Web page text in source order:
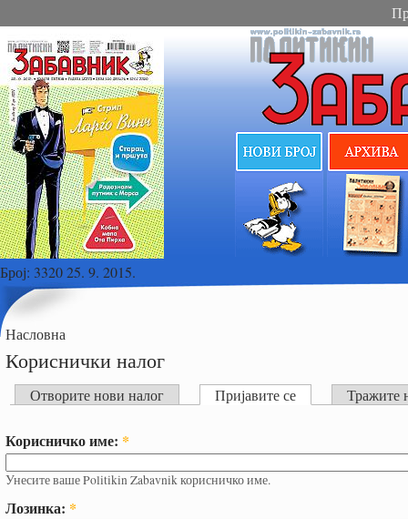
Број: 3320 25. 9. 2015.
Насловна
Кориснички налог
Отворите нови налог Пријавите се Тражите
Корисничко име: *
Унесите ваше Politikin Zabavnik корисничко име.
Лозинка: *